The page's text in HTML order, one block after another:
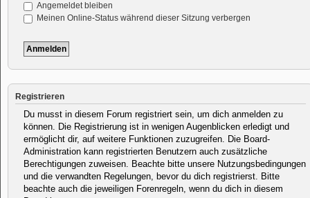
Angemeldet bleiben
Meinen Online-Status während dieser Sitzung verbergen
Registrieren
Du musst in diesem Forum registriert sein, um dich anmelden zu
können. Die Registrierung ist in wenigen Augenblicken erledigt und
ermöglicht dir, auf weitere Funktionen zuzugreifen. Die Board-
Administration kann registrierten Benutzern auch zusätzliche
Berechtigungen zuweisen. Beachte bitte unsere Nutzungsbedingungen
und die verwandten Regelungen, bevor du dich registrierst. Bitte
beachte auch die jeweiligen Forenregeln, wenn du dich in diesem